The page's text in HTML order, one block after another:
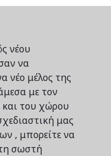
νέου
να
νέο μέλος της
με τον
του χώρου
μας
, μπορείτε να
τη σωστή